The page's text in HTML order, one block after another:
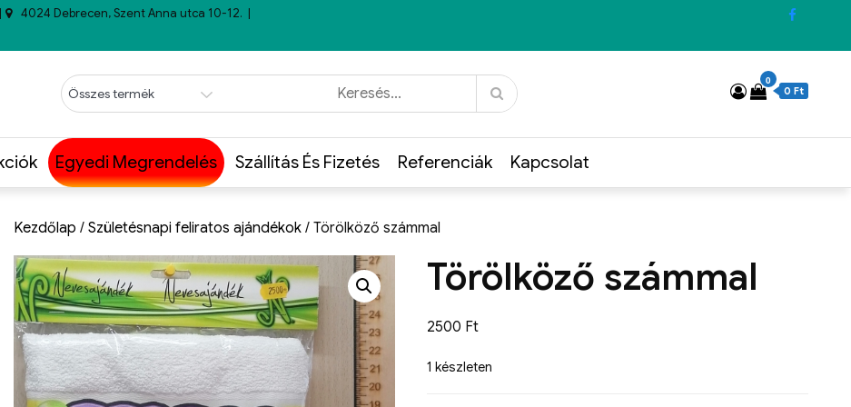
4024 Debrecen, Szent Anna utca 10-12.
0
0 Ft
Egyedi Megrendelés Szállítás És Fizetés Referenciák Kapcsolat
Kezdőlap / Születésnapi feliratos ajándékok / Törölköző számmal
Törölköző számmal
2500 Ft
1 készleten